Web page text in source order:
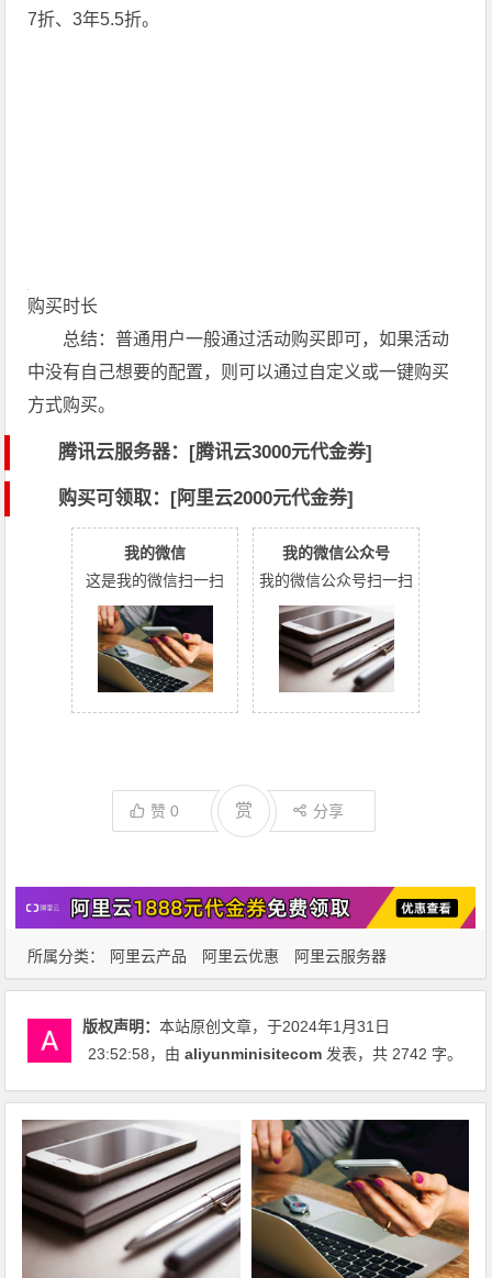
7折、3年5.5折。
购买时长
总结：普通用户一般通过活动购买即可，如果活动
中没有自己想要的配置，则可以通过自定义或一键购买
方式购买。
腾讯云服务器：[腾讯云3000元代金券]
购买可领取：[阿里云2000元代金券]
我的微信
这是我的微信扫一扫
我的微信公众号
我的微信公众号扫一扫
赞0 赏 分享
所属分类： 阿里云产品 阿里云优惠 阿里云服务器
版权声明：本站原创文章，于2024年1月31日
23:52:58，由aliyunminisitecom 发表，共 2742 字。